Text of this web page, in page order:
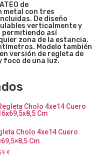
de
metal con tres
De diseño
verticalmente y
permitiendo así
zona de la estancia.
Modelo también
versión de regleta de
foco de una luz.
Cholo 4xe14 Cuero
Cm
€